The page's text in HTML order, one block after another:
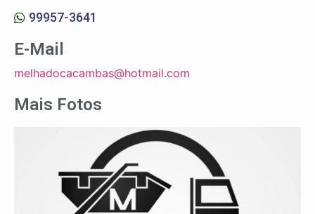
99957-3641
E-Mail
melhadocacambas@hotmail.com
Mais Fotos